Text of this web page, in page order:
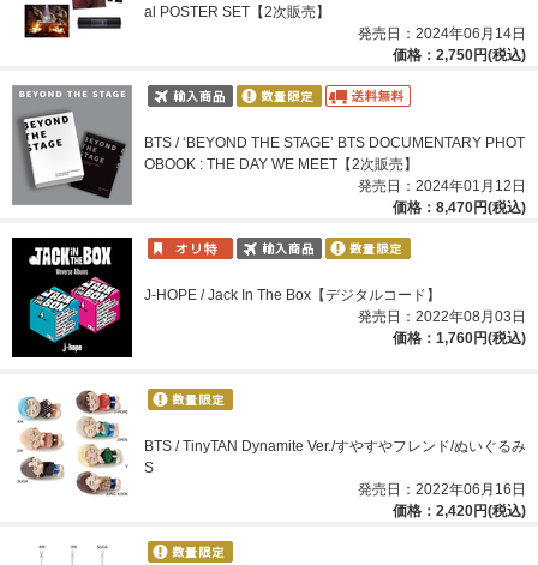
al POSTER SET【2次販売】
発売日：2024年06月14日
価格：2,750円(税込)
BTS / ‘BEYOND THE STAGE’ BTS DOCUMENTARY PHOT
OBOOK : THE DAY WE MEET【2次販売】
発売日：2024年01月12日
価格：8,470円(税込)
J-HOPE / Jack In The Box【デジタルコード】
発売日：2022年08月03日
価格：1,760円(税込)
BTS / TinyTAN Dynamite Ver./すやすやフレンド/ぬいぐるみ
S
発売日：2022年06月16日
価格：2,420円(税込)